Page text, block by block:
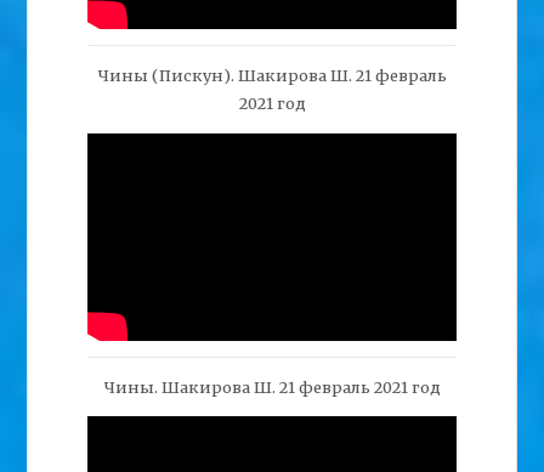
Чины (Пискун). Шакирова Ш. 21 февраль
2021 год
Чины. Шакирова Ш. 21 февраль 2021 год